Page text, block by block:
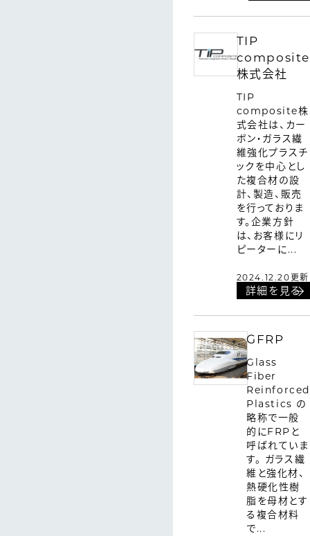
TIP
composite
株式会社
TIP
composite株
式会社は、カー
ボン・ガラス繊
維強化プラスチ
ックを中心とし
た複合材の設
計、製造、販売
を行っておりま
す。企業方針
は、お客様にリ
ピーターに...
2024.12.20更新
詳細を見る
GFRP
Glass
Fiber
Reinforced
Plastics の
略称で一般
的にFRPと
呼ばれていま
す。 ガラス繊
維と強化材、
熱硬化性樹
脂を母材とす
る複合材料
で...